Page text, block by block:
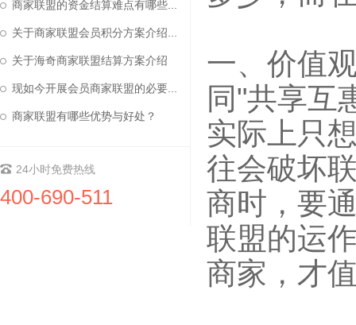
商家联盟的资金结算难点有哪些...
关于商家联盟会员积分方案介绍...
关于海奇商家联盟结算方案介绍
现如今开展会员商家联盟的必要...
商家联盟有哪些优势与好处？
24小时免费热线
400-690-511
一、价值
同"共享互
实际上只
往会破坏
商时，要
联盟的运
商家，才